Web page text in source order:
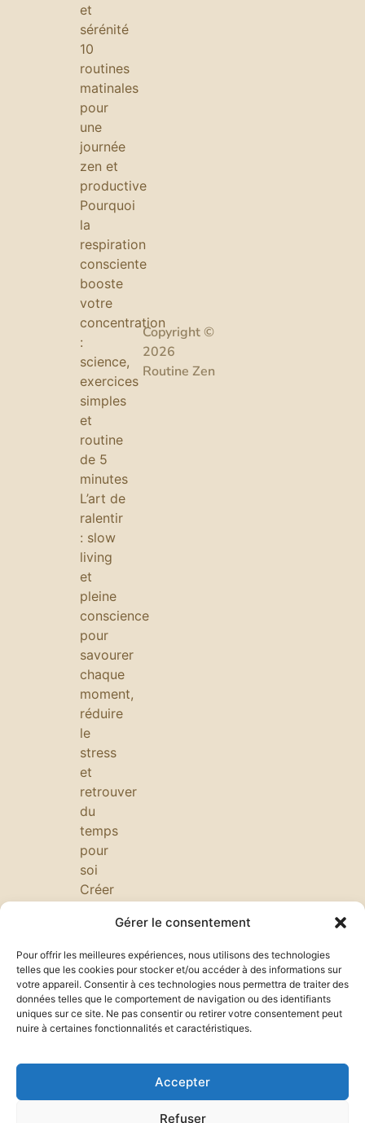
Gérer le consentement
Pour offrir les meilleures expériences, nous utilisons des technologies
telles que les cookies pour stocker et/ou accéder à des informations sur
votre appareil. Consentir à ces technologies nous permettra de traiter des
données telles que le comportement de navigation ou des identifiants
uniques sur ce site. Ne pas consentir ou retirer votre consentement peut
nuire à certaines fonctionnalités et caractéristiques.
Accepter
Refuser
et
sérénité
10
routines
matinales
pour
une
journée
zen et
productive
Pourquoi
la
respiration
consciente
booste
votre
concentration
:
science,
exercices
simples
et
routine
de 5
minutes
L’art de
ralentir
: slow
living
et
pleine
conscience
pour
savourer
chaque
moment,
réduire
le
stress
et
retrouver
du
temps
pour
soi
Créer
ambiance
calme
au
bureau
:
minimalisme,
doux,
et
Copyright ©
2026
Routine Zen